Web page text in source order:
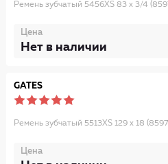
Ремень зубчатый 5456XS 83 x 3/4
Цена
Нет в наличии
GATES
Ремень зубчатый 5513XS 129 x 18
Цена